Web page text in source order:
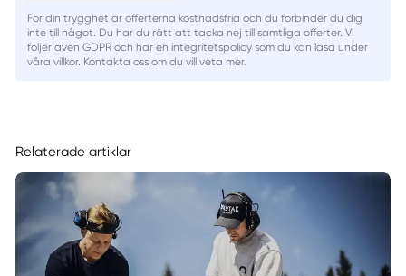
För din trygghet är offerterna kostnadsfria och du förbinder du dig
inte till något. Du har du rätt att tacka nej till samtliga offerter. Vi
följer även GDPR och har en integritetspolicy som du kan läsa under
våra villkor. Kontakta oss om du vill veta mer.
Relaterade artiklar